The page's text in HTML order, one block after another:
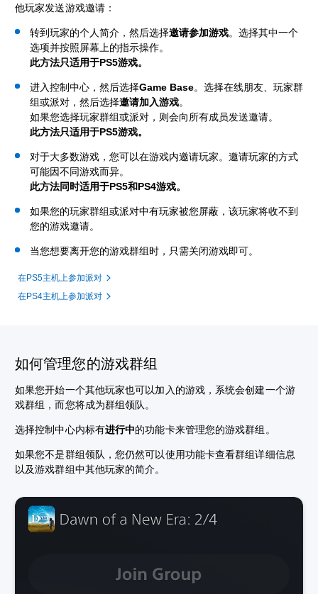
他玩家发送游戏邀请：
转到玩家的个人简介，然后选择邀请参加游戏。选择其中一个
选项并按照屏幕上的指示操作。
此方法只适用于PS5游戏。
进入控制中心，然后选择Game Base。选择在线朋友、玩家群
组或派对，然后选择邀请加入游戏。
如果您选择玩家群组或派对，则会向所有成员发送邀请。
此方法只适用于PS5游戏。
对于大多数游戏，您可以在游戏内邀请玩家。邀请玩家的方式
可能因不同游戏而异。
此方法同时适用于PS5和PS4游戏。
如果您的玩家群组或派对中有玩家被您屏蔽，该玩家将收不到
您的游戏邀请。
当您想要离开您的游戏群组时，只需关闭游戏即可。
在PS5主机上参加派对
在PS4主机上参加派对
如何管理您的游戏群组
如果您开始一个其他玩家也可以加入的游戏，系统会创建一个游
戏群组，而您将成为群组领队。
选择控制中心内标有进行中的功能卡来管理您的游戏群组。
如果您不是群组领队，您仍然可以使用功能卡查看群组详细信息
以及游戏群组中其他玩家的简介。